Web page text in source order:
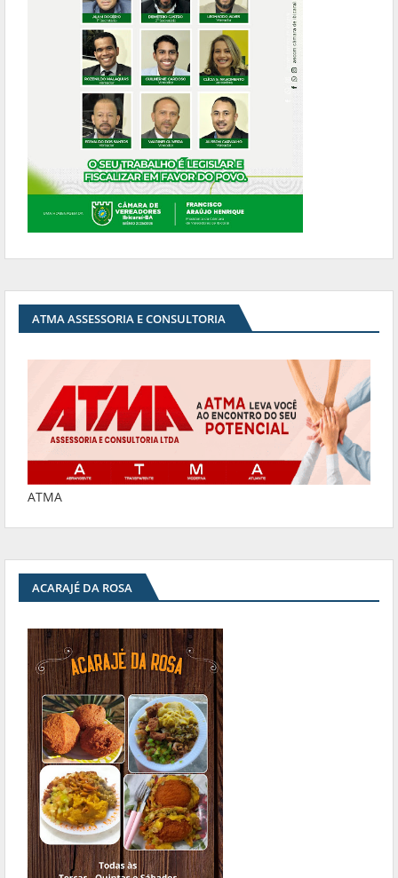
ATMA ASSESSORIA E CONSULTORIA
ATMA
ACARAJÉ DA ROSA